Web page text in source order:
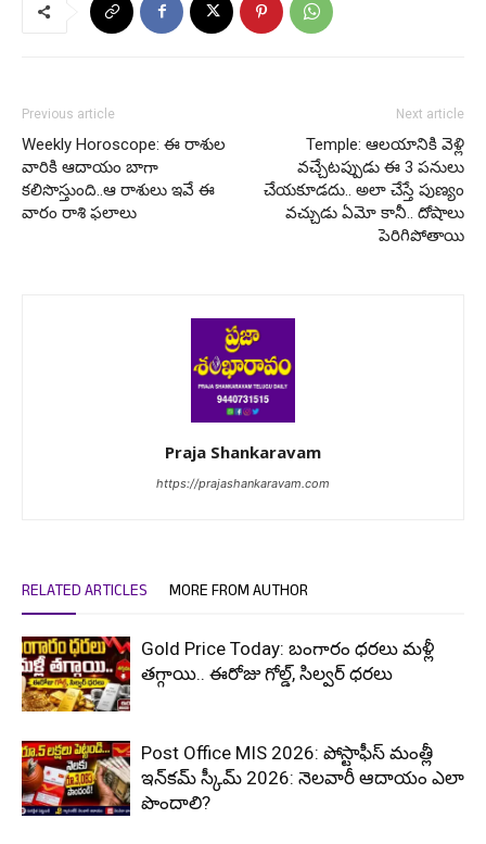
Previous article
Weekly Horoscope: ఈ రాశుల
వారికి ఆదాయం బాగా
కలిసొస్తుంది..ఆ రాశులు ఇవే ఈ
వారం రాశి ఫలాలు
Next article
Temple: ఆలయానికి వెళ్లి
వచ్చేటప్పుడు ఈ 3 పనులు
చేయకూడదు.. అలా చేస్తే పుణ్యం
వచ్చుడు ఏమో కానీ.. దోషాలు
పెరిగిపోతాయి
Praja Shankaravam
https://prajashankaravam.com
RELATED ARTICLES MORE FROM AUTHOR
Gold Price Today: బంగారం ధరలు మళ్లీ
తగ్గాయి.. ఈరోజు గోల్డ్, సిల్వర్ ధరలు
Post Office MIS 2026: పోస్టాఫీస్ మంత్లీ
ఇన్‌కమ్ స్కీమ్ 2026: నెలవారీ ఆదాయం ఎలా
పొందాలి?